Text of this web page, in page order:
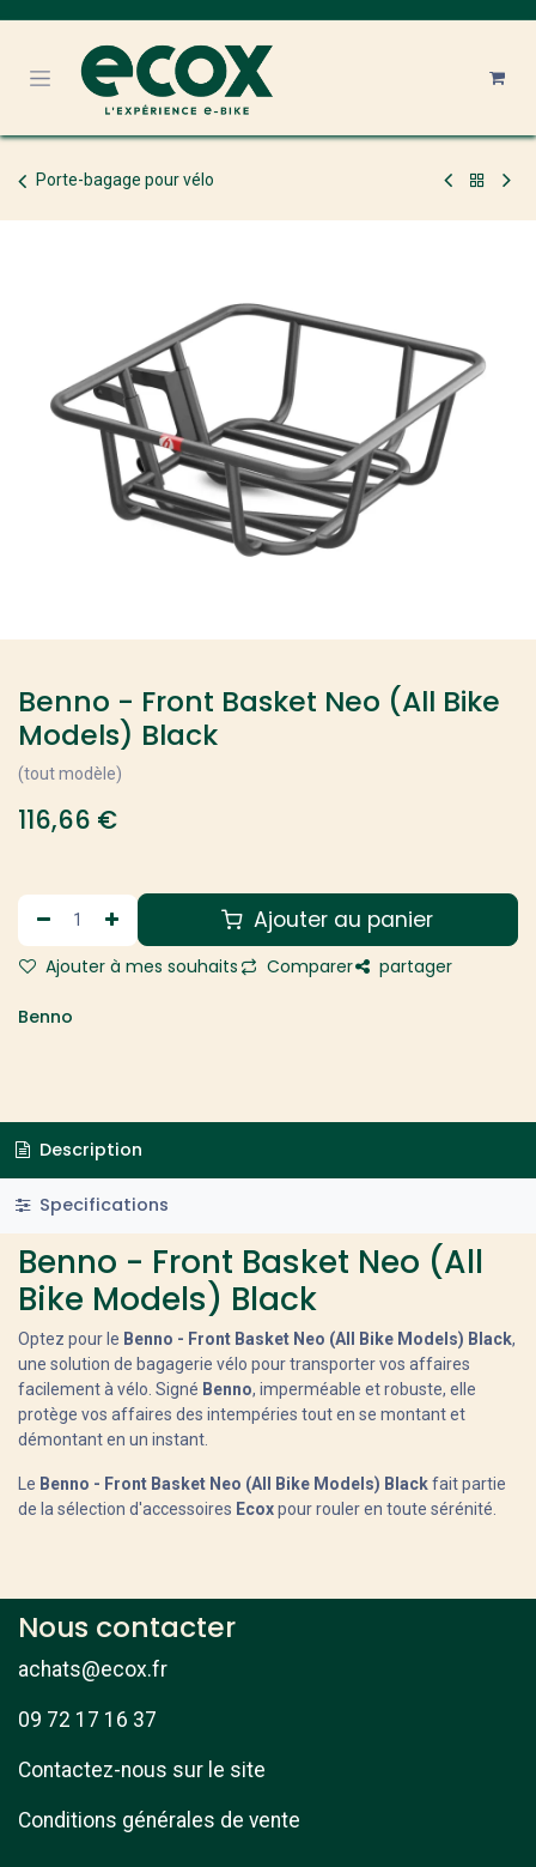
Porte-bagage pour vélo
Benno - Front Basket Neo (All Bike
Models) Black
(tout modèle)
116,66 €
Ajouter au panier
Ajouter à mes souhaits Comparer partager
Benno
Description
Specifications
Benno - Front Basket Neo (All
Bike Models) Black
Optez pour le Benno - Front Basket Neo (All Bike Models) Black,
une solution de bagagerie vélo pour transporter vos affaires
facilement à vélo. Signé Benno, imperméable et robuste, elle
protège vos affaires des intempéries tout en se montant et
démontant en un instant.
Le Benno - Front Basket Neo (All Bike Models) Blackfait partie
de la sélection d'accessoires Ecoxpour rouler en toute sérénité.
Nous contacter
achats@ecox.fr
09 72 17 16 37
Contactez-nous sur le site
Conditions générales de vente